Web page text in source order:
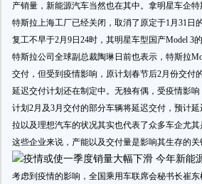
产销量，新能源汽车当然也在其中。拿明星车企特
特斯拉上海工厂已经关闭，取消了原定于1月31日
复工不早于2月9日24时，其明星车型国产Model 3
特斯拉公司全球副总裁陶琳日前也表示，特斯拉
交付，但受到疫情影响，原计划春节后2月份交付
延迟交付计划还在制定中。无独有偶，受疫情影
计划2月及3月交付的部分车辆将延迟交付，预计
拉以及理想汽车的状况其实也代表了众多车企尤
这些企业来说，产能以及交付量是影响其生存的关
考虑到疫情的影响，全国乘用车联席会秘书长崔